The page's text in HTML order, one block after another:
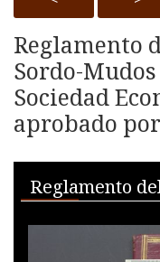
Reglamento
Sordo-
Sociedad
aprobado
Media